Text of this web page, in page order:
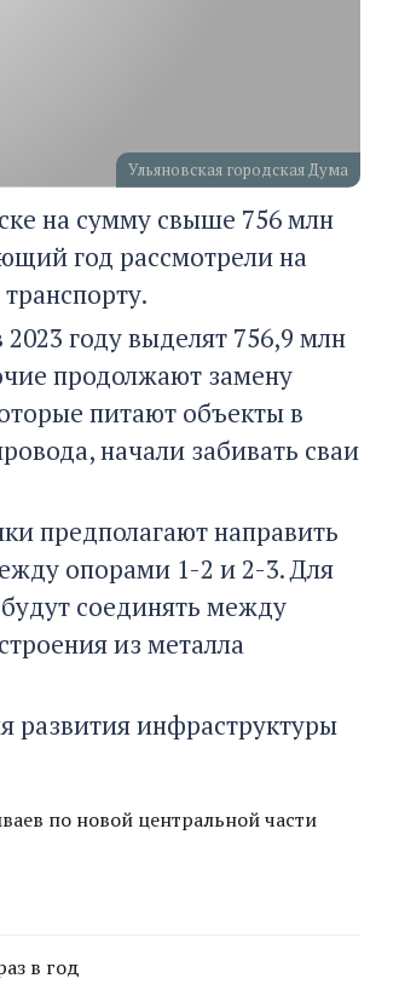
Ульяновская городская Дума
на сумму свыше 756 млн
год рассмотрели на
году выделят 756,9 млн
продолжают замену
питают объекты в
начали забивать сваи
предполагают направить
опорами 1-2 и 2-3. Для
соединять между
из металла
развития инфраструктуры
по новой центральной части
в год